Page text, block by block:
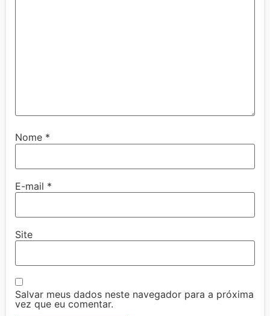
Nome *
E-mail *
Site
Salvar meus dados neste navegador para a próxima
vez que eu comentar.